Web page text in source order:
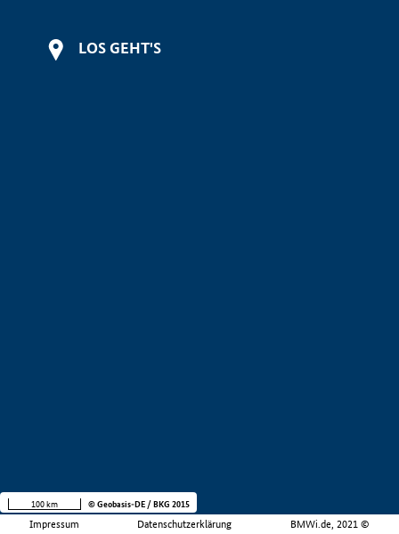
LOS GEHT'S
Impressum Datenschutzerklärung BMWi.de, 2021 ©
100 km © Geobasis-DE / BKG 2015